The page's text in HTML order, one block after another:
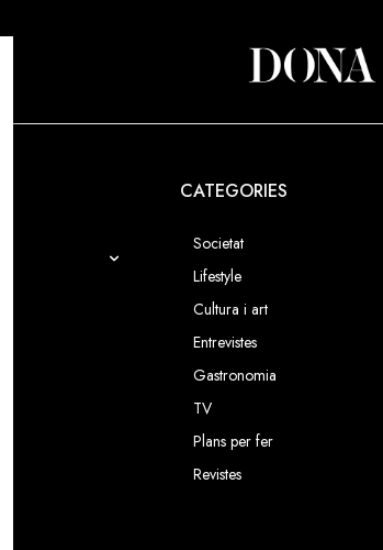
CATEGORIES
Societat
Lifestyle
Cultura i art
Entrevistes
Gastronomia
TV
Plans per fer
Revistes